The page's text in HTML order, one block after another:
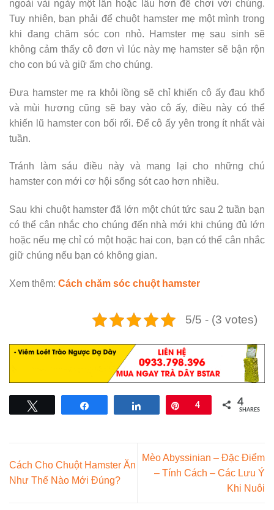
ngoài vài ngày một lần hoặc lâu hơn để chơi với chúng.
Tuy nhiên, bạn phải để chuột hamster mẹ một mình trong
khi đang chăm sóc con nhỏ. Hamster mẹ sau sinh sẽ
không cảm thấy cô đơn vì lúc này mẹ hamster sẽ bận rộn
cho con bú và giữ ấm cho chúng.
Đưa hamster mẹ ra khỏi lồng sẽ chỉ khiến cô ấy đau khổ
và mùi hương cũng sẽ bay vào cô ấy, điều này có thể
khiến lũ hamster con bối rối. Để cô ấy yên trong ít nhất vài
tuần.
Tránh làm sáu điều này và mang lại cho những chú
hamster con mới cơ hội sống sót cao hơn nhiều.
Sau khi chuột hamster đã lớn một chút tức sau 2 tuần bạn
có thể cân nhắc cho chúng đến nhà mới khi chúng đủ lớn
hoặc nếu mẹ chỉ có một hoặc hai con, bạn có thể cân nhắc
giữ chúng nếu bạn có không gian.
Xem thêm: Cách chăm sóc chuột hamster
5/5 - (3 votes)
Pin
4 4
SHARES
Cách Cho Chuột Hamster Ăn
Như Thế Nào Mới Đúng?
Mèo Abyssinian – Đặc Điểm
– Tính Cách – Các Lưu Ý
Khi Nuôi